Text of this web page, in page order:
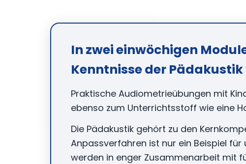
In zwei einwöchigen
Kenntnisse der
Praktische Audiometrieübungen mit
ebenso zum Unterrichtsstoff wie eine
Die Pädakustik gehört zu den
Anpassverfahren ist nur ein Beispiel
werden in enger Zusammenarbeit mit